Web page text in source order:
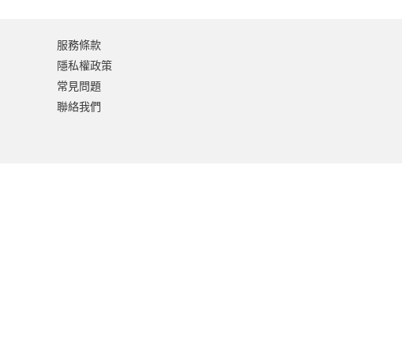
服務條款
隱私權政策
常見問題
聯絡我們